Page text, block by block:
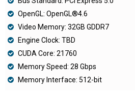
OpenGL: OpenGL®4.6
Video Memory: 32GB GDDR7
Engine Clock: TBD
CUDA Core: 21760
Memory Speed: 28 Gbps
Memory Interface: 512-bit